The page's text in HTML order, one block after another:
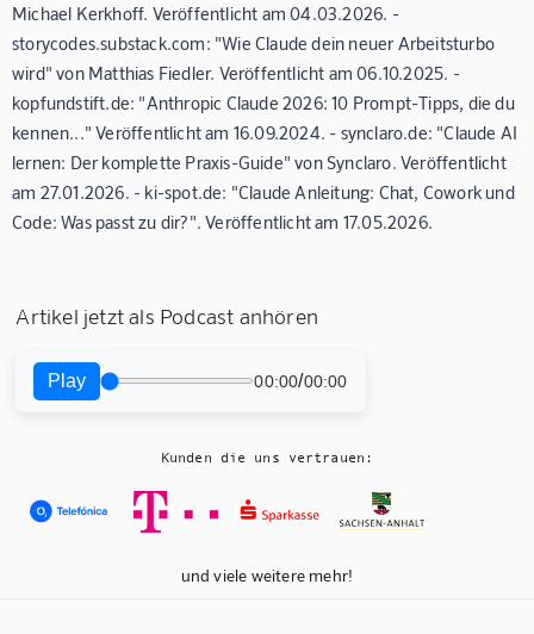
Michael Kerkhoff. Veröffentlicht am 04.03.2026. -
storycodes.substack.com: "Wie Claude dein neuer Arbeitsturbo
wird" von Matthias Fiedler. Veröffentlicht am 06.10.2025. -
kopfundstift.de: "Anthropic Claude 2026: 10 Prompt-Tipps, die du
kennen..." Veröffentlicht am 16.09.2024. - synclaro.de: "Claude AI
lernen: Der komplette Praxis-Guide" von Synclaro. Veröffentlicht
am 27.01.2026. - ki-spot.de: "Claude Anleitung: Chat, Cowork und
Code: Was passt zu dir?". Veröffentlicht am 17.05.2026.
Artikel jetzt als Podcast anhören
Play 00:00/00:00
Kunden die uns vertrauen:
und viele weitere mehr!